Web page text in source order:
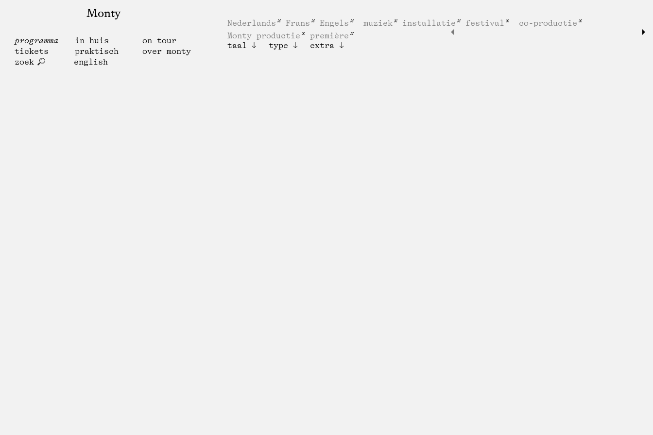
Monty
programma in huis
on tour
tickets
praktisch
over monty
zoek
english
Nederlands Frans Engels muziek installatie festival
co-productie
Monty productie
première
taal
type extra